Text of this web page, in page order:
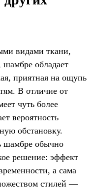
видами ткани,
обладает
приятная на ощупь
В отличие от
чуть более
вероятность
обстановку.
шамбре обычно
решение: эффект
а сама
стилей —